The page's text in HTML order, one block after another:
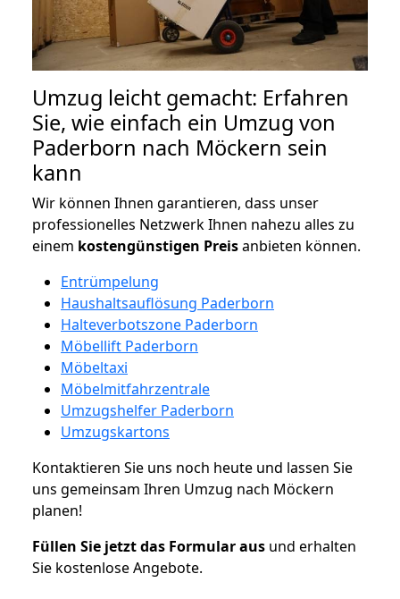
Umzug leicht gemacht: Erfahren
Sie, wie einfach ein Umzug von
Paderborn nach Möckern sein
kann
Wir können Ihnen garantieren, dass unser
professionelles Netzwerk Ihnen nahezu alles zu
einem kostengünstigen Preisanbieten können.
Entrümpelung
Haushaltsauflösung Paderborn
Halteverbotszone Paderborn
Möbellift Paderborn
Möbeltaxi
Möbelmitfahrzentrale
Umzugshelfer Paderborn
Umzugskartons
Kontaktieren Sie uns noch heute und lassen Sie
uns gemeinsam Ihren Umzug nach Möckern
planen!
Füllen Sie jetzt das Formular aus und erhalten
Sie kostenlose Angebote.